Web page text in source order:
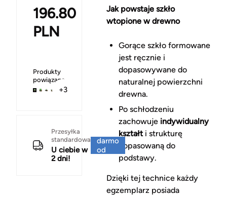
196.80
PLN
Produkty
powiązane
+3
Przesyłka
standardowa
U ciebie w
2 dni!
darmo
od
Jak powstaje szkło
wtopione w drewno
Gorące szkło formowane
jest ręcznie i
dopasowywane do
naturalnej powierzchni
drewna.
Po schłodzeniu
zachowuje indywidualny
kształti strukturę
dopasowaną do
podstawy.
Dzięki tej technice każdy
egzemplarz posiada